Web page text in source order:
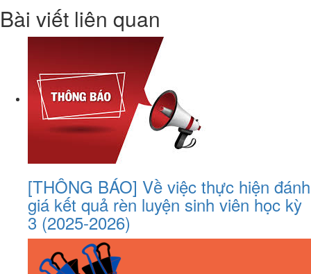
Bài viết liên quan
[THÔNG BÁO] Về việc thực hiện đánh
giá kết quả rèn luyện sinh viên học kỳ
3 (2025-2026)